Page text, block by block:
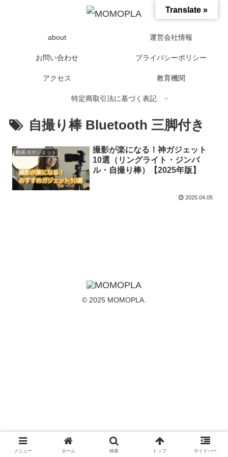
about 運営会社情報
お問い合わせ プライバシーポリシー
アクセス 教育機関
特定商取引法に基づく表記
自撮り棒 Bluetooth 三脚付き
動画用ガジェット
撮影が楽になる！神ガジェット
10選（リングライト・ジンバ
ル・自撮り棒）【2025年版】
2025.04.05
© 2025 MOMOPLA.
メニュー ホーム 検索 トップ サイドバー
Translate »